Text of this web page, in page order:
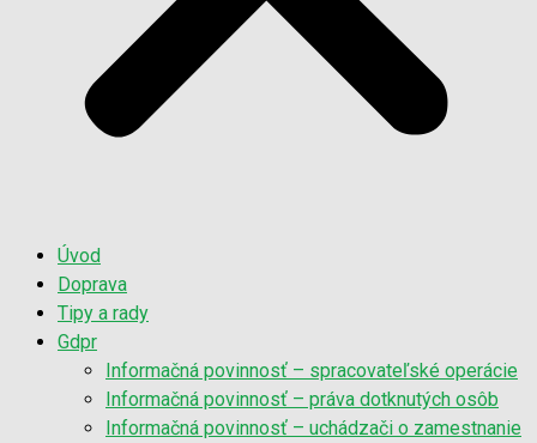
Úvod
Doprava
Tipy a rady
Gdpr
Informačná povinnosť – spracovateľské operácie
Informačná povinnosť – práva dotknutých osôb
Informačná povinnosť – uchádzači o zamestnanie